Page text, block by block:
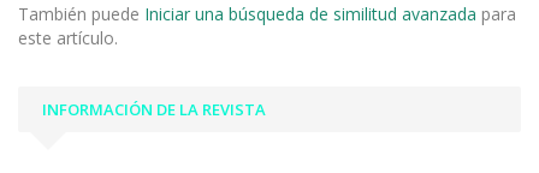
También puede Iniciar una búsqueda de similitud avanzada para
este artículo.
INFORMACIÓN DE LA REVISTA